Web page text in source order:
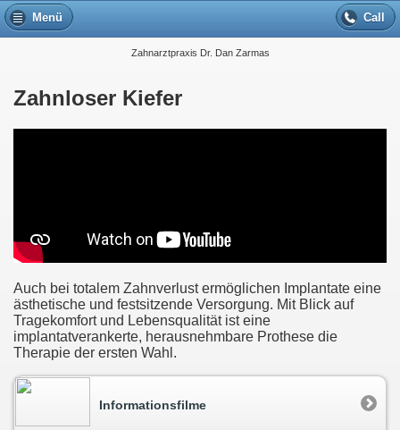
Menü Call
Zahnarztpraxis Dr. Dan Zarmas
Zahnloser Kiefer
Auch bei totalem Zahnverlust ermöglichen Implantate eine
ästhetische und festsitzende Versorgung. Mit Blick auf
Tragekomfort und Lebensqualität ist eine
implantatverankerte, herausnehmbare Prothese die
Therapie der ersten Wahl.
Informationsfilme